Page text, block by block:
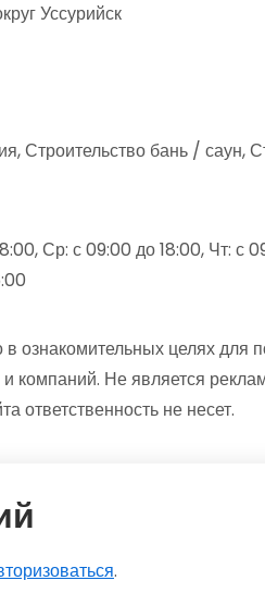
Уссурийск
Строительство бань / саун,
Ср: с 09:00 до 18:00, Чт: с
ознакомительных целях для
компаний. Не является
не несет.
.